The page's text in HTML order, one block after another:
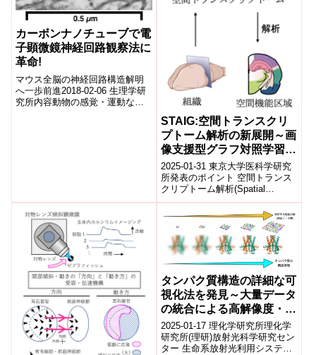
カーボンナノチューブで電
子顕微鏡神経回路観察法に
革命!
マウス全脳の神経回路構造解明
へ一歩前進2018-02-06 生理学研
究所内容動物の感覚・運動など
STAIG:空間トランスクリ
プトーム解析の新展開～画
像支援型グラフ対照学習を
用いた先進手法の開発と特
性解明～
2025-01-31 東京大学医科学研究
所発表のポイント 空間トランス
クリプトーム解析(Spatial
Transcriptomics, ST)において、
タンパク質構造の詳細な可
視化法を発見～大量データ
の統合による高解像度・高
精度の実現～
2025-01-17 理化学研究所理化学
研究所(理研)放射光科学研究セン
ター 生命系放射光利用システム